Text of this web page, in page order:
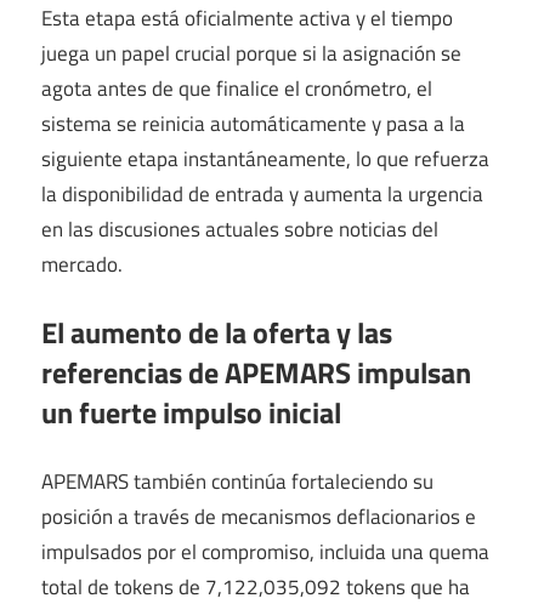
Esta etapa está oficialmente activa y el tiempo
juega un papel crucial porque si la asignación se
agota antes de que finalice el cronómetro, el
sistema se reinicia automáticamente y pasa a la
siguiente etapa instantáneamente, lo que refuerza
la disponibilidad de entrada y aumenta la urgencia
en las discusiones actuales sobre noticias del
mercado.
El aumento de la oferta y las
referencias de APEMARS impulsan
un fuerte impulso inicial
APEMARS también continúa fortaleciendo su
posición a través de mecanismos deflacionarios e
impulsados ​​por el compromiso, incluida una quema
total de tokens de 7,122,035,092 tokens que ha